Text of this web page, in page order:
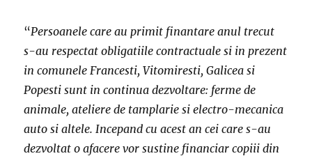
“Persoanele care au primit finantare anul trecut
s-au respectat obligatiile contractuale si in prezent
in comunele Francesti, Vitomiresti, Galicea si
Popesti sunt in continua dezvoltare: ferme de
animale, ateliere de tamplarie si electro-mecanica
auto si altele. Incepand cu acest an cei care s-au
dezvoltat o afacere vor sustine financiar copiii din